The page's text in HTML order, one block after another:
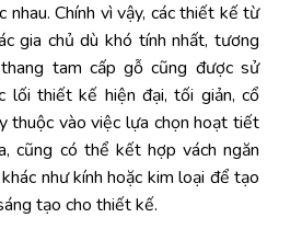
nhau. Chính vì vậy, các thiết kế từ
gia chủ dù khó tính nhất, tương
tam cấp gỗ cũng được sử
lối thiết kế hiện đại, tối giản, cổ
thuộc vào việc lựa chọn hoạt tiết
cũng có thể kết hợp vách ngăn
như kính hoặc kim loại để tạo
tạo cho thiết kế.